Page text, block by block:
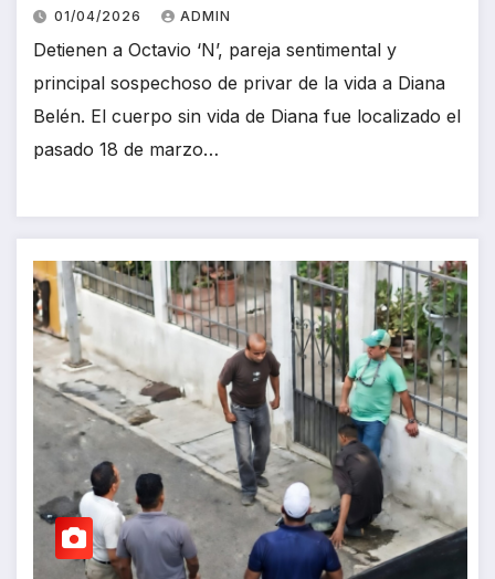
01/04/2026 ADMIN
Detienen a Octavio ‘N’, pareja sentimental y
principal sospechoso de privar de la vida a Diana
Belén. El cuerpo sin vida de Diana fue localizado el
pasado 18 de marzo…